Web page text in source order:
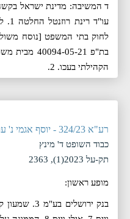
ד המשיבה: מדינת ישראל
בת"פ
הקהילתי בעכו. 2.
רע"א 324/23 - יוסף אגמי נ' עו"ד יריב שי ישינובסקי
כבוד השופט ד' מינץ
תק-על 2023(1), 2363
מופע ראשון:
בנק ירושלים בע"מ 3. שמעון קלמן 4.